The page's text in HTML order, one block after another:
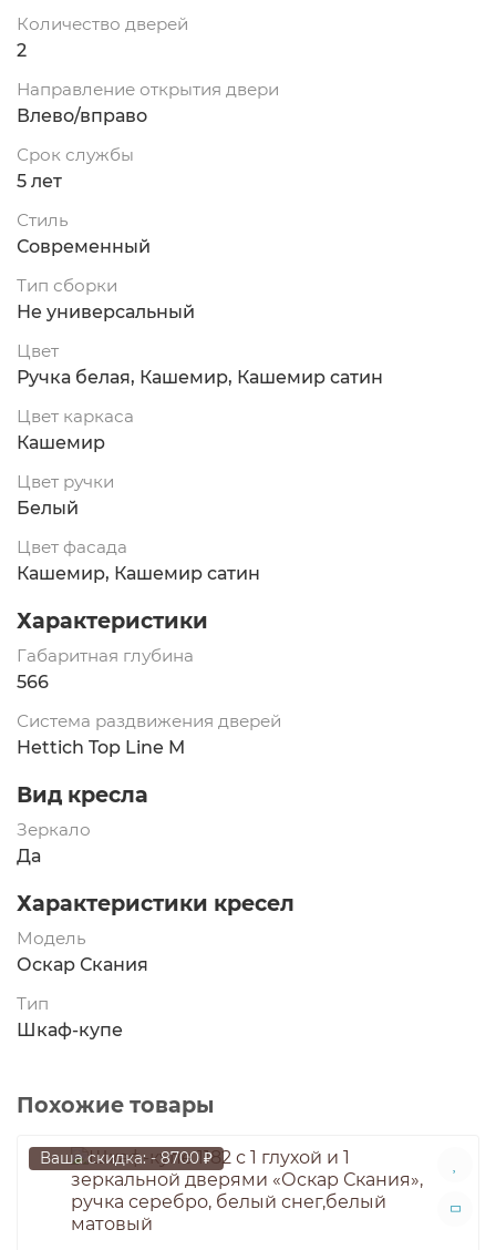
Количество дверей
2
Направление открытия двери
Влево/вправо
Срок службы
5 лет
Стиль
Современный
Тип сборки
Не универсальный
Цвет
Ручка белая, Кашемир, Кашемир сатин
Цвет каркаса
Кашемир
Цвет ручки
Белый
Цвет фасада
Кашемир, Кашемир сатин
Характеристики
Габаритная глубина
566
Система раздвижения дверей
Hettich Top Line M
Вид кресла
Зеркало
Да
Характеристики кресел
Модель
Оскар Скания
Тип
Шкаф-купе
Похожие товары
Ваша скидка: - 8700 ₽